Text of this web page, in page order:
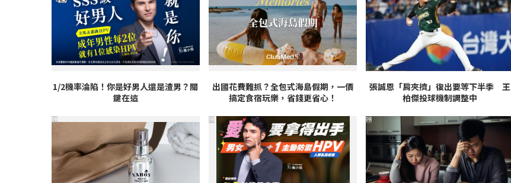
1/2機率淪陷！你是好男人還是渣男？關
鍵在這
出國花費難抓？全包式海島假期，一價
搞定食宿玩樂，省錢更省心！
張誠恩「肩夾擠」復出要等下半季 王
柏傑投球機制調整中
PR PR PR